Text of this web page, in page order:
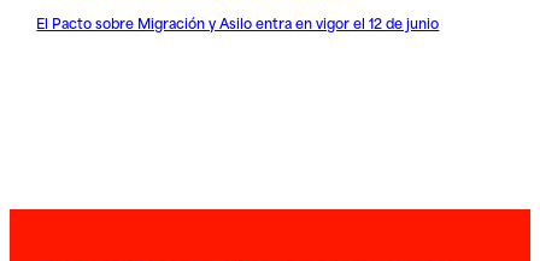
El Pacto sobre Migración y Asilo entra en vigor el 12 de junio